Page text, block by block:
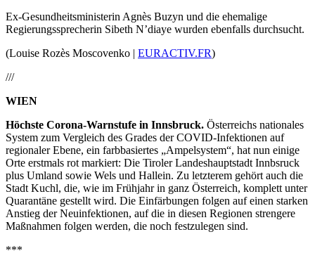
Ex-Gesundheitsministerin Agnès Buzyn und die ehemalige
Regierungssprecherin Sibeth N’diaye wurden ebenfalls durchsucht.
(Louise Rozès Moscovenko | EURACTIV.FR)
///
WIEN
Höchste Corona-Warnstufe in Innsbruck. Österreichs nationales
System zum Vergleich des Grades der COVID-Infektionen auf
regionaler Ebene, ein farbbasiertes „Ampelsystem“, hat nun einige
Orte erstmals rot markiert: Die Tiroler Landeshauptstadt Innbsruck
plus Umland sowie Wels und Hallein. Zu letzterem gehört auch die
Stadt Kuchl, die, wie im Frühjahr in ganz Österreich, komplett unter
Quarantäne gestellt wird. Die Einfärbungen folgen auf einen starken
Anstieg der Neuinfektionen, auf die in diesen Regionen strengere
Maßnahmen folgen werden, die noch festzulegen sind.
***